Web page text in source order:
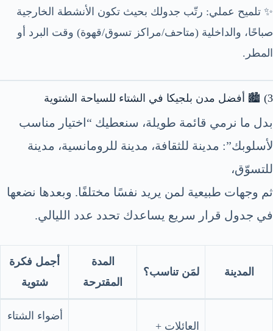
✨ تلميح عملي: رتّب جدولك بحيث تكون الأنشطة الخارجية
صباحًا، والداخلية (متاحف/مراكز تسوق/قهوة) وقت البرد أو
المطر.
3) 🏙️ أفضل مدن بلجيكا في الشتاء للسياحة الشتوية
بدل ما نرمي قائمة طويلة، سنعطيك “اختيار مناسب
لأسلوبك”: مدينة للثقافة، مدينة للرومانسية، مدينة
للتسوّق،
ثم وجهات طبيعية لمن يريد نفسًا مختلفًا. وبعدها نضعها
في جدول قرار سريع يساعدك تحدد عدد الليالي.
المدينة لمَن تناسب؟
المدة
المقترحة
أجمل فكرة
شتوية
العائلات +
أضواء الشتاء